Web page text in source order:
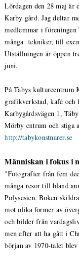
Lördagen den 28 maj är
Karby gård. Jag deltar
medlemmar i
många tekniker, till
Utställningen är öppen
juni.
På Täbys kulturcentrum
grafikverkstad, kafé och
Karbygårdsvägen 1,
Mörby cntrum och stiga
http://tabykonstnarer.se
Människan i fokus i
"Fotografier från fem
många resor till bland
Polysesien. Boken
mot olika former av
och bilder från
men efter att ha gått i
början av 1970-talet